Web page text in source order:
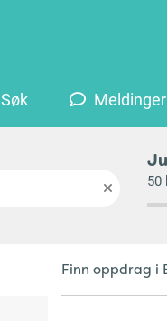
Søk Meldinger
Oppdrag
50
Finn oppdrag i